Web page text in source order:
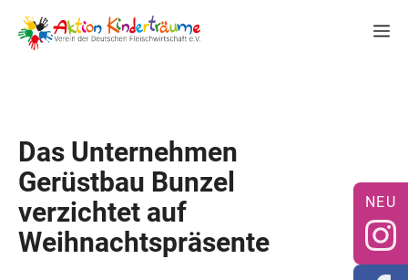
Inhalt
springen
Das Unternehmen
Gerüstbau Bunzel
verzichtet auf
Weihnachtspräsente